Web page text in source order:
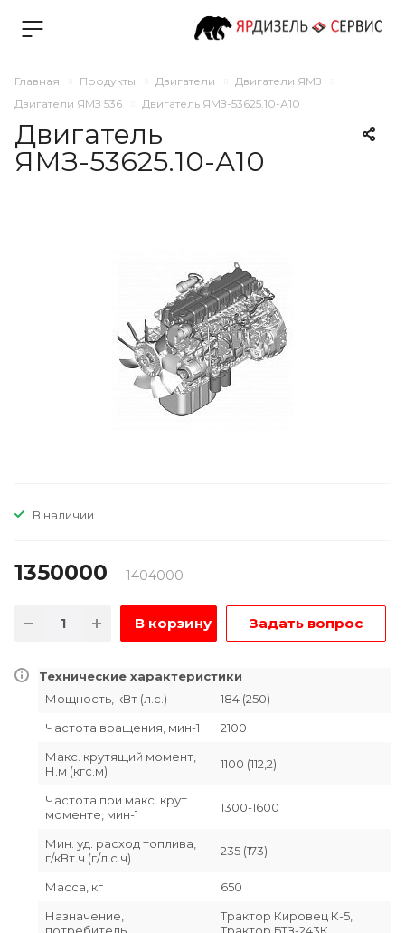
Главная Продукты Двигатели
Двигатели ЯМЗ
Двигатели ЯМЗ 536
Двигатель ЯМЗ-53625.10-А10
Двигатель
ЯМЗ-53625.10-А10
В наличии
1350000 1404000
В корзину Задать вопрос
Технические характеристики
Мощность, кВт (л.с.)
184 (250)
Частота вращения, мин-1
2100
Макс. крутящий момент,
Н.м (кгс.м)
1100 (112,2)
Частота при макс. крут.
моменте, мин-1
1300-1600
Мин. уд. расход топлива,
г/кВт.ч (г/л.с.ч)
235 (173)
Масса, кг
650
Назначение,
потребитель
Трактор Кировец К-5,
Трактор БТЗ-243К